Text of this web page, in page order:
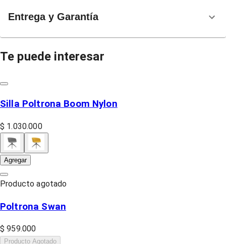
Entrega y Garantía
Te puede interesar
Silla Poltrona Boom Nylon
$ 1.030.000
Agregar
Producto agotado
Poltrona Swan
$ 959.000
Producto Agotado